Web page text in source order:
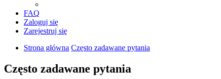
FAQ
Zaloguj się
Zarejestruj się
Strona główna Często zadawane pytania
Często zadawane pytania